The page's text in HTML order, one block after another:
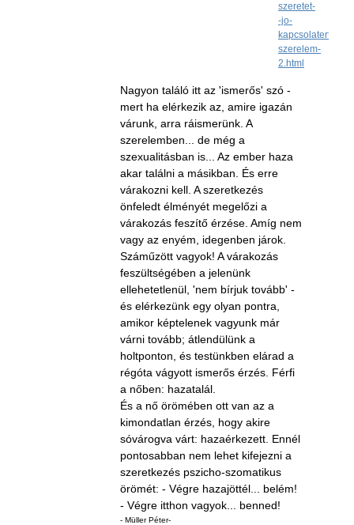
szeretet-
-jo-
kapcsolatert/
szerelem-
2.html
Nagyon találó itt az 'ismerős' szó -
mert ha elérkezik az, amire igazán
várunk, arra ráismerünk. A
szerelemben... de még a
szexualitásban is... Az ember haza
akar találni a másikban. És erre
várakozni kell. A szeretkezés
önfeledt élményét megelőzi a
várakozás feszítő érzése. Amíg nem
vagy az enyém, idegenben járok.
Száműzött vagyok! A várakozás
feszültségében a jelenünk
ellehetetlenül, 'nem bírjuk tovább' -
és elérkezünk egy olyan pontra,
amikor képtelenek vagyunk már
várni tovább; átlendülünk a
holtponton, és testünkben elárad a
régóta vágyott ismerős érzés. Férfi
a nőben: hazatalál.
És a nő örömében ott van az a
kimondatlan érzés, hogy akire
sóvárogva várt: hazaérkezett. Ennél
pontosabban nem lehet kifejezni a
szeretkezés pszicho-szomatikus
örömét: - Végre hazajöttél... belém!
- Végre itthon vagyok... benned!
- Müller Péter-